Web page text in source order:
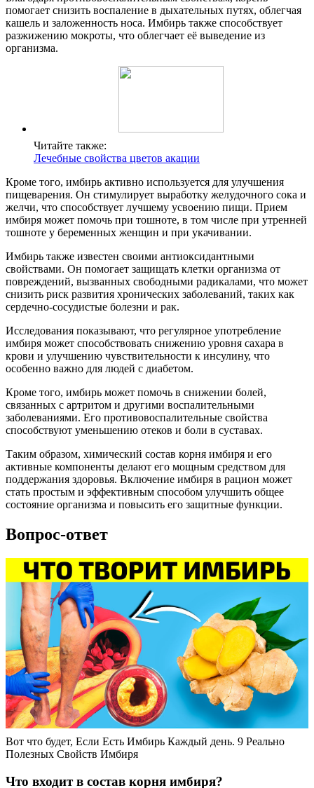
помогает снизить воспаление в дыхательных путях, облегчая
кашель и заложенность носа. Имбирь также способствует
разжижению мокроты, что облегчает её выведение из
организма.
Читайте также:
Лечебные свойства цветов акации
Кроме того, имбирь активно используется для улучшения
пищеварения. Он стимулирует выработку желудочного сока и
желчи, что способствует лучшему усвоению пищи. Прием
имбиря может помочь при тошноте, в том числе при утренней
тошноте у беременных женщин и при укачивании.
Имбирь также известен своими антиоксидантными
свойствами. Он помогает защищать клетки организма от
повреждений, вызванных свободными радикалами, что может
снизить риск развития хронических заболеваний, таких как
сердечно-сосудистые болезни и рак.
Исследования показывают, что регулярное употребление
имбиря может способствовать снижению уровня сахара в
крови и улучшению чувствительности к инсулину, что
особенно важно для людей с диабетом.
Кроме того, имбирь может помочь в снижении болей,
связанных с артритом и другими воспалительными
заболеваниями. Его противовоспалительные свойства
способствуют уменьшению отеков и боли в суставах.
Таким образом, химический состав корня имбиря и его
активные компоненты делают его мощным средством для
поддержания здоровья. Включение имбиря в рацион может
стать простым и эффективным способом улучшить общее
состояние организма и повысить его защитные функции.
Вопрос-ответ
Вот что будет, Если Есть Имбирь Каждый день. 9 Реально
Полезных Свойств Имбиря
Что входит в состав корня имбиря?